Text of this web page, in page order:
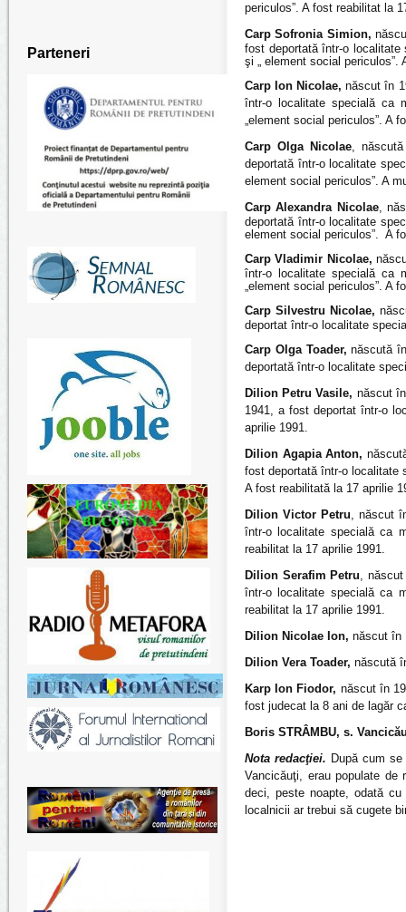
Parteneri
periculos”. A fost reabilitat la
Carp Sofronia Simion,
fost deportată într-o localitate
şi „ element social
Carp Ion Nicolae, născut în
într-o localitate specială ca
„element social periculos”. A
Carp Olga Nicolae,
deportată într-o localitate
element social periculos”. A
Carp Alexandra Nicolae,
deportată într-o localitate
element social periculos”. A
Carp Vladimir Nicolae,
într-o localitate specială ca
„element social periculos”. A
Carp Silvestru Nicolae,
deportat într-o localitate
Carp Olga Toader, născută
deportată într-o localitate
Dilion Petru Vasile, născut
1941, a fost deportat într-o
aprilie 1991.
Dilion Agapia Anton,
fost deportată într-o localitate
A fost reabilitată la 17 aprilie
Dilion Victor Petru, născut
într-o localitate specială ca
reabilitat la 17 aprilie 1991.
Dilion Serafim Petru, născut
într-o localitate specială ca
reabilitat la 17 aprilie 1991.
Dilion Nicolae Ion, născut în
Dilion Vera Toader, născută
Karp Ion Fiodor, născut în
fost judecat la 8 ani de lagăr
Boris STRÂMBU, s.
Nota redacţiei. După cum
Vancicăuţi, erau populate de
deci, peste noapte, odată cu
localnicii ar trebui să cugete